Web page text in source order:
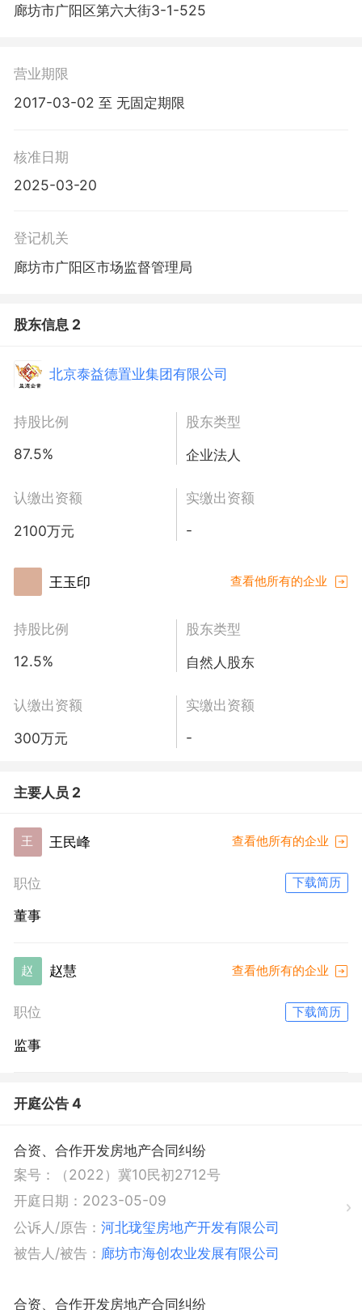
廊坊市广阳区第六大街3-1-525
营业期限
2017-03-02 至 无固定期限
核准日期
2025-03-20
登记机关
廊坊市广阳区市场监督管理局
股东信息 2
北京泰益德置业集团有限公司
持股比例
87.5%
股东类型
企业法人
认缴出资额
2100万元
实缴出资额
-
王玉印 查看他所有的企业
持股比例
12.5%
股东类型
自然人股东
认缴出资额
300万元
实缴出资额
-
主要人员 2
王 王民峰 查看他所有的企业
职位 下载简历
董事
赵 赵慧 查看他所有的企业
职位 下载简历
监事
开庭公告 4
合资、合作开发房地产合同纠纷
案号：
（2022）冀10民初2712号
开庭日期： 2023-05-09
公诉人/原告： 河北珑玺房地产开发有限公司
被告人/被告： 廊坊市海创农业发展有限公司
合资、合作开发房地产合同纠纷